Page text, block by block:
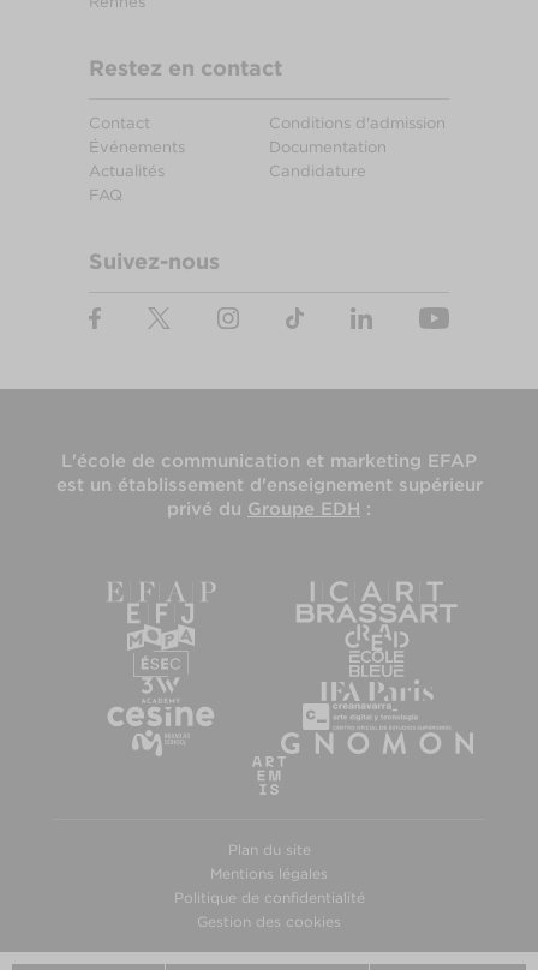
Restez en contact
Contact
Événements
Actualités
FAQ
Conditions d'admission
Documentation
Candidature
Suivez-nous
L'école de communication et marketing EFAP
est un établissement d'enseignement supérieur
privé du Groupe EDH :
Plan du site
Mentions légales
Politique de confidentialité
Gestion des cookies